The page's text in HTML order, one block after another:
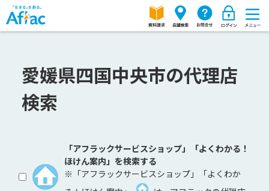
愛媛県四国中央市の代理店
検索
「アフラックサービスショップ」「よくわかる！
ほけん案内」を検索する
※「アフラックサービスショップ」「よくわか